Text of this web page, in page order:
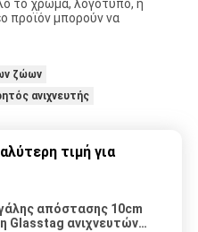
το χρώμα, λογότυπο, η
προϊόν μπορούν να
ζώων
ανιχνευτής
τιμή για
απόστασης 10cm
Glasstag ανιχνευτών